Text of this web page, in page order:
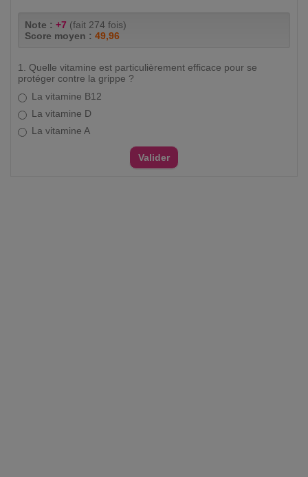
Note : +7 (fait 274 fois)
Score moyen : 49,96
1. Quelle vitamine est particulièrement efficace pour se
protéger contre la grippe ?
La vitamine B12
La vitamine D
La vitamine A